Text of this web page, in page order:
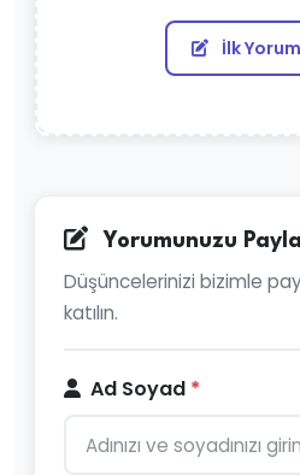
İlk
Yorumunuzu
Düşüncelerinizi bizimle
katılın.
Ad Soyad *